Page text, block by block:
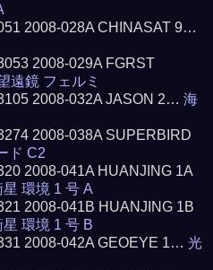
2008-028A CHINASAT 9…
2008-029A FGRST
遠鏡 フェルミ
2008-032A JASON 2…海
2008-038A SUPERBIRD
ド C2
2008-041A HUANJING 1A
環境 1 号 A
2008-041B HUANJING 1B
環境 1 号 B
2008-042A GEOEYE 1…光